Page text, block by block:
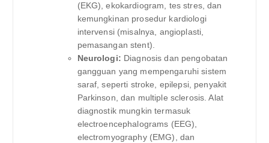
(EKG), ekokardiogram, tes stres, dan
kemungkinan prosedur kardiologi
intervensi (misalnya, angioplasti,
pemasangan stent).
Neurologi: Diagnosis dan pengobatan
gangguan yang mempengaruhi sistem
saraf, seperti stroke, epilepsi, penyakit
Parkinson, dan multiple sclerosis. Alat
diagnostik mungkin termasuk
electroencephalograms (EEG),
electromyography (EMG), dan